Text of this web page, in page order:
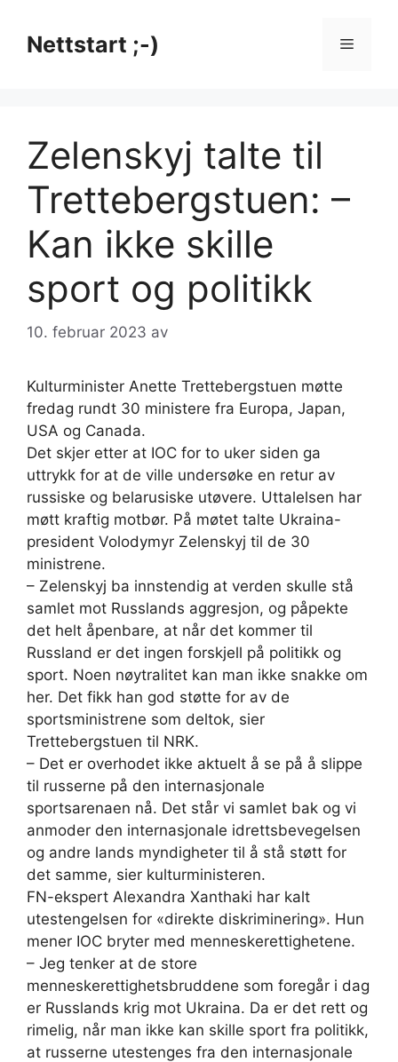
innholdNettstart ;-) Meny
Zelenskyj talte til
Trettebergstuen: –
Kan ikke skille
sport og politikk
10. februar 2023 av
Kulturminister Anette Trettebergstuen møtte
fredag rundt 30 ministere fra Europa, Japan,
USA og Canada.
Det skjer etter at IOC for to uker siden ga
uttrykk for at de ville undersøke en retur av
russiske og belarusiske utøvere. Uttalelsen har
møtt kraftig motbør. På møtet talte Ukraina-
president Volodymyr Zelenskyj til de 30
ministrene.
– Zelenskyj ba innstendig at verden skulle stå
samlet mot Russlands aggresjon, og påpekte
det helt åpenbare, at når det kommer til
Russland er det ingen forskjell på politikk og
sport. Noen nøytralitet kan man ikke snakke om
her. Det fikk han god støtte for av de
sportsministrene som deltok, sier
Trettebergstuen til NRK.
– Det er overhodet ikke aktuelt å se på å slippe
til russerne på den internasjonale
sportsarenaen nå. Det står vi samlet bak og vi
anmoder den internasjonale idrettsbevegelsen
og andre lands myndigheter til å stå støtt for
det samme, sier kulturministeren.
FN-ekspert Alexandra Xanthaki har kalt
utestengelsen for «direkte diskriminering». Hun
mener IOC bryter med menneskerettighetene.
– Jeg tenker at de store
menneskerettighetsbruddene som foregår i dag
er Russlands krig mot Ukraina. Da er det rett og
rimelig, når man ikke kan skille sport fra politikk,
at russerne utestenges fra den internasjonale